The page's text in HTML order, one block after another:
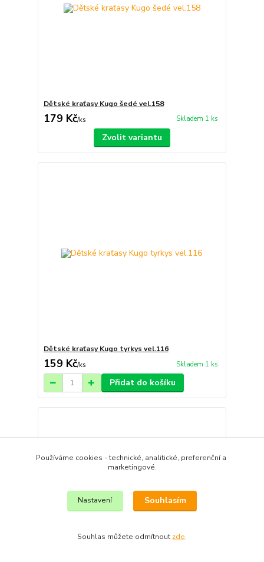
Dětské kraťasy Kugo šedé vel.158
179 Kč/ks Skladem 1 ks
Zvolit variantu
Dětské kraťasy Kugo tyrkys vel.116
159 Kč/ks Skladem 1 ks
Přidat do košíku
Používáme cookies - technické, analitické, preferenční a
marketingové.
Nastavení Souhlasím
Souhlas můžete odmítnout zde.